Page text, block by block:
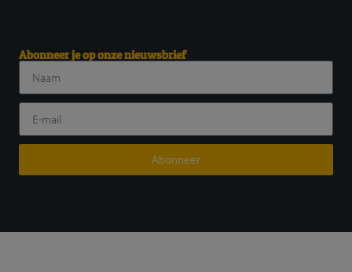
Abonneer je op onze nieuwsbrief
Abonneer